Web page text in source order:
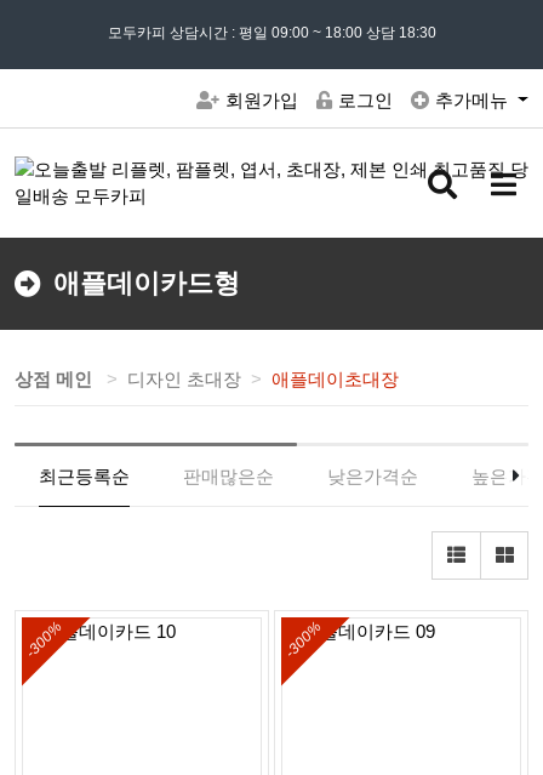
모든 문의는02) 302 - 7797및 ' 견적문의 ' 게시판을 이용해주세요
모두카피 상담시간 : 평일 09:00 ~ 18:00 상담 18:30
회원가입 로그인 추가메뉴
검
버
메
버
애플데이카드형
상점 메인 디자인 초대장 애플데이초대장
최근등록순 판매많은순 낮은가격순 높은가
-300% -300%